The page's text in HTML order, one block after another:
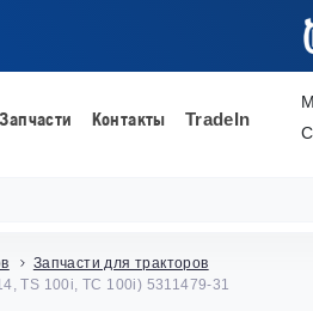
Запчасти Контакты TradeIn
Запчасти для тракторов
TS 100i, TC 100i) 5311479-31